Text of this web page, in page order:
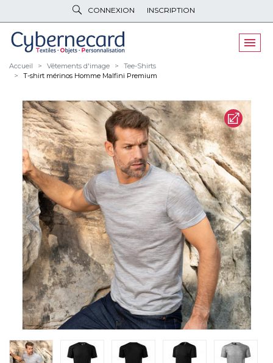
CONNEXION INSCRIPTION
VÊTEMENTSDE TRAVAIL
VÊTEMENTS D'IMAGE
OBJETS& HIGH-TECH
PELUCHES& GOODIES
LINGE DEMAISON
NOUVEAUTÉS
ÉCORESPONSABLE
PROMOS
CYBERNECARD
LA SOCIÉTÉ
SERVICES
ROADSHOWS, FORUM DES EXPERTS
MARQUES & CERTIFICATS
Accueil Vêtements d'image
Tee-Shirts
T-shirt mérinos Homme Malfini Premium